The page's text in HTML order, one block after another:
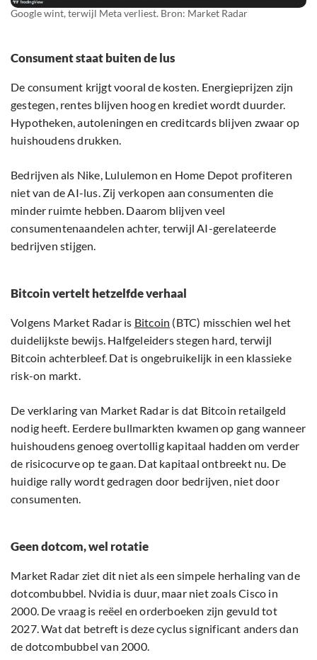
Google wint, terwijl Meta verliest. Bron: Market Radar
Consument staat buiten de lus
De consument krijgt vooral de kosten. Energieprijzen zijn
gestegen, rentes blijven hoog en krediet wordt duurder.
Hypotheken, autoleningen en creditcards blijven zwaar op
huishoudens drukken.
Bedrijven als Nike, Lululemon en Home Depot profiteren
niet van de AI-lus. Zij verkopen aan consumenten die
minder ruimte hebben. Daarom blijven veel
consumentenaandelen achter, terwijl AI-gerelateerde
bedrijven stijgen.
Bitcoin vertelt hetzelfde verhaal
Volgens Market Radar is Bitcoin (BTC) misschien wel het
duidelijkste bewijs. Halfgeleiders stegen hard, terwijl
Bitcoin achterbleef. Dat is ongebruikelijk in een klassieke
risk-on markt.
De verklaring van Market Radar is dat Bitcoin retailgeld
nodig heeft. Eerdere bullmarkten kwamen op gang wanneer
huishoudens genoeg overtollig kapitaal hadden om verder
de risicocurve op te gaan. Dat kapitaal ontbreekt nu. De
huidige rally wordt gedragen door bedrijven, niet door
consumenten.
Geen dotcom, wel rotatie
Market Radar ziet dit niet als een simpele herhaling van de
dotcombubbel. Nvidia is duur, maar niet zoals Cisco in
2000. De vraag is reëel en orderboeken zijn gevuld tot
2027. Wat dat betreft is deze cyclus significant anders dan
de dotcombubbel van 2000.